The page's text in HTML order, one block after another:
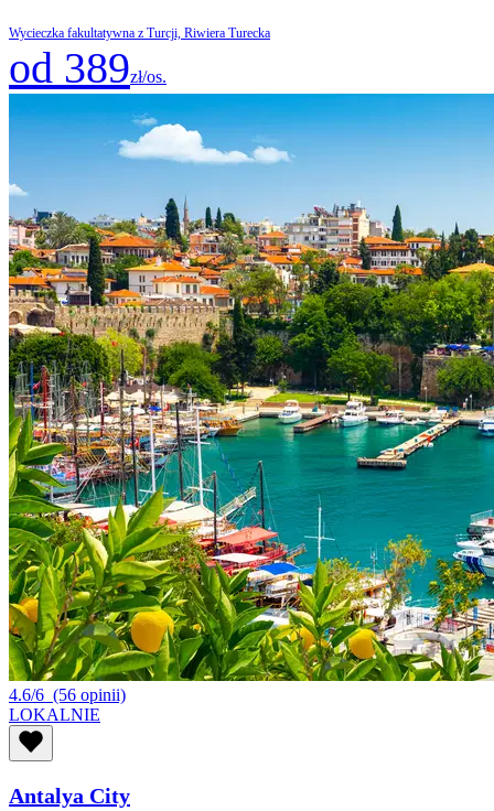
Wycieczka fakultatywna z Turcji, Riwiera Turecka
od 389zł/os.
4.6/6 (56 opinii)
LOKALNIE
Antalya City